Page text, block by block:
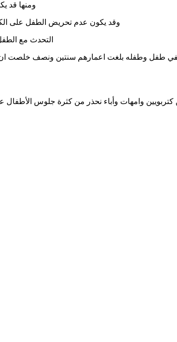
ومنها قد
وقد يكون عدم تحريض الطفل على
التحدث مع
طفل وطفله بلغت اعمارهم سنتين ونصف خلصت ان
كتربويين وامهات وأباء نحذر من كثرة جلوس الأطفال